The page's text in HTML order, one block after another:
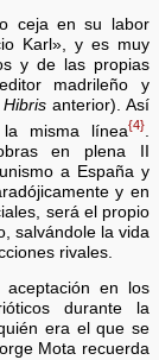
ceja en su labor
Karl», y es muy
y de las propias
madrileño y
Hibris anterior). Así
misma línea{4}.
en plena II
a España y
y en
será el propio
salvándole la vida
rivales.
en los
durante la
era el que se
Mota recuerda